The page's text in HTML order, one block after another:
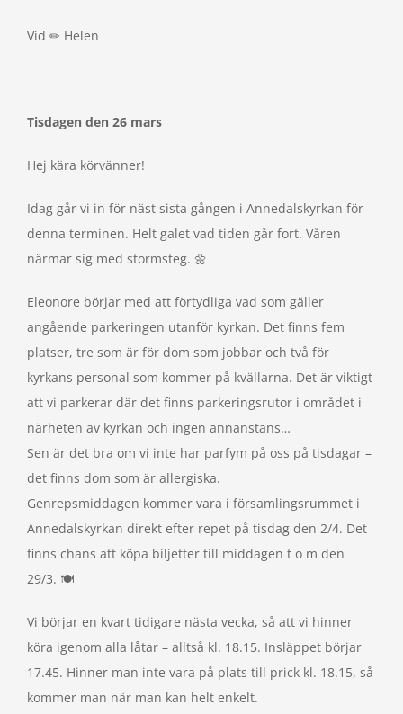
Vid ✏ Helen
Tisdagen den 26 mars
Hej kära körvänner!
Idag går vi in för näst sista gången i Annedalskyrkan för
denna terminen. Helt galet vad tiden går fort. Våren
närmar sig med stormsteg. 🌼
Eleonore börjar med att förtydliga vad som gäller
angående parkeringen utanför kyrkan. Det finns fem
platser, tre som är för dom som jobbar och två för
kyrkans personal som kommer på kvällarna. Det är viktigt
att vi parkerar där det finns parkeringsrutor i området i
närheten av kyrkan och ingen annanstans…
Sen är det bra om vi inte har parfym på oss på tisdagar –
det finns dom som är allergiska.
Genrepsmiddagen kommer vara i församlingsrummet i
Annedalskyrkan direkt efter repet på tisdag den 2/4. Det
finns chans att köpa biljetter till middagen t o m den
29/3. 🍽
Vi börjar en kvart tidigare nästa vecka, så att vi hinner
köra igenom alla låtar – alltså kl. 18.15. Insläppet börjar
17.45. Hinner man inte vara på plats till prick kl. 18.15, så
kommer man när man kan helt enkelt.